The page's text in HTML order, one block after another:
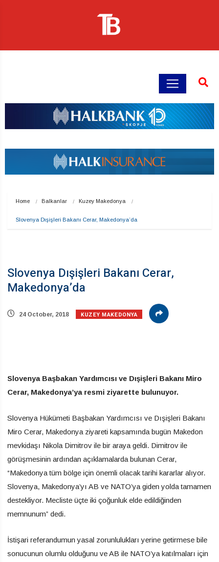
Home Balkanlar Kuzey Makedonya
Slovenya Dışişleri Bakanı Cerar, Makedonya’da
Slovenya Dışişleri Bakanı Cerar,
Makedonya’da
24 October, 2018 KUZEY MAKEDONYA
Slovenya Başbakan Yardımcısı ve Dışişleri Bakanı Miro
Cerar, Makedonya’ya resmi ziyarette bulunuyor.
Slovenya Hükümeti Başbakan Yardımcısı ve Dışişleri Bakanı
Miro Cerar, Makedonya ziyareti kapsamında bugün Makedon
mevkidaşı Nikola Dimitrov ile bir araya geldi. Dimitrov ile
görüşmesinin ardından açıklamalarda bulunan Cerar,
“Makedonya tüm bölge için önemli olacak tarihi kararlar alıyor.
Slovenya, Makedonya’yı AB ve NATO’ya giden yolda tamamen
destekliyor. Mecliste üçte iki çoğunluk elde edildiğinden
memnunum” dedi.
İstişari referandumun yasal zorunlulukları yerine getirmese bile
sonucunun olumlu olduğunu ve AB ile NATO’ya katılmaları için